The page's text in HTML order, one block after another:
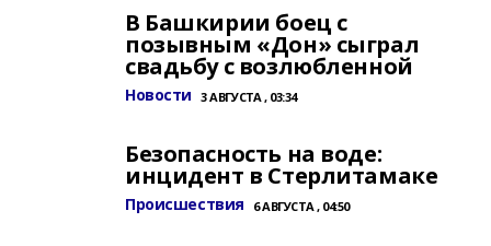
В Башкирии боец с
позывным «Дон» сыграл
свадьбу с возлюбленной
Новости 3 АВГУСТА , 03:34
Безопасность на воде:
инцидент в Стерлитамаке
Происшествия 6 АВГУСТА , 04:50